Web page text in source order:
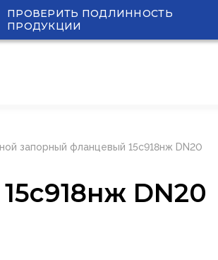
ПРОВЕРИТЬ ПОДЛИННОСТЬ
ПРОДУКЦИИ
запорный фланцевый 15с918нж DN20
DN20